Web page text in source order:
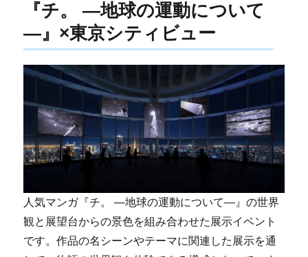
『チ。 ―地球の運動について
―』×東京シティビュー
人気マンガ『チ。 ―地球の運動について―』の世界
観と展望台からの景色を組み合わせた展示イベント
です。作品の名シーンやテーマに関連した展示を通